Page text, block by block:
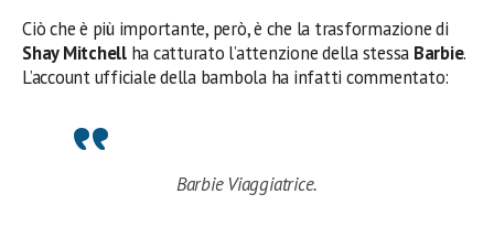
Ciò che è più importante, però, è che la trasformazione di
Shay Mitchellha catturato l’attenzione della stessa Barbie.
L’account ufficiale della bambola ha infatti commentato:
Barbie Viaggiatrice.